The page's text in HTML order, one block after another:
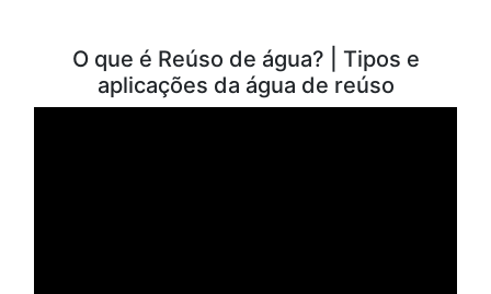
O que é Reúso de água? | Tipos e
aplicações da água de reúso